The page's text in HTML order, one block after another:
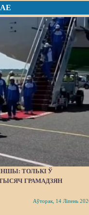
ТОЛЬКІ Ў
ГРАМАДЗЯН
Аўторак, 14 Ліпень